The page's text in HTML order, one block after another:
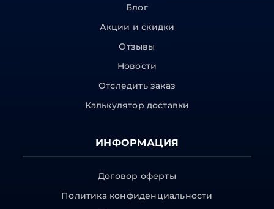
Блог
Акции и скидки
Отзывы
Новости
Отследить заказ
Калькулятор доставки
ИНФОРМАЦИЯ
Договор оферты
Политика конфиденциальности